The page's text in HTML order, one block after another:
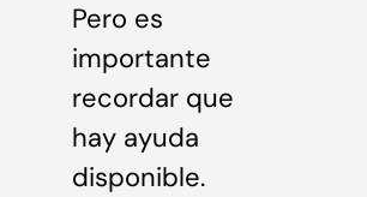
Pero es
importante
recordar que
hay ayuda
disponible.